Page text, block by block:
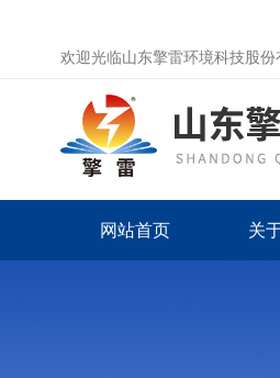
欢迎光临山东擎雷环境科技股份
网站首页 关